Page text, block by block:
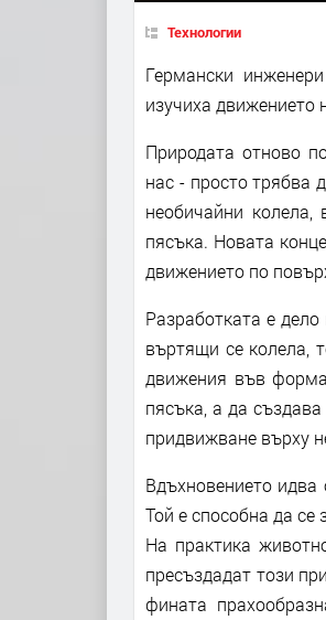
Технологии
Германски
изучиха движението
Природата отново
нас - просто трябва
необичайни
пясъка. Новата
движението по
Разработката е
въртящи се колела,
движения във
пясъка, а да
придвижване върху
Вдъхновението
Той е способна да
На практика
пресъздадат този
фината